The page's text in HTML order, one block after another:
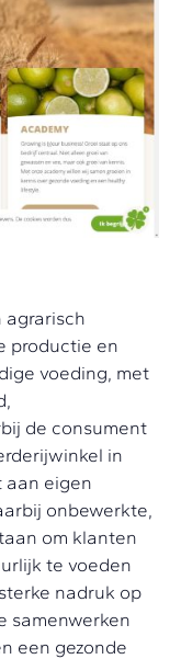
agrarisch
productie en
voeding, met
de consument
in
aan eigen
onbewerkte,
om klanten
te voeden
nadruk op
samenwerken
een gezonde